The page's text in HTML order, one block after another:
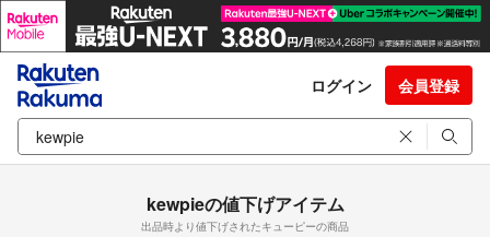
ログイン 会員登録
kewpieの値下げアイテム
出品時より値下げされたキューピーの商品